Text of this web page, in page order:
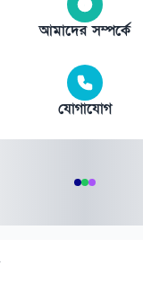
আমাদের সম্পর্কে
যোগাযোগ